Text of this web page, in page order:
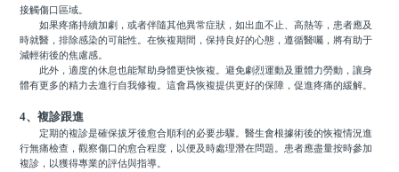
接觸傷口區域。
如果疼痛持續加劇，或者伴隨其他異常症狀，如出血不止、高熱等，患者應及
時就醫，排除感染的可能性。在恢複期間，保持良好的心態，遵循醫囑，將有助于
減輕術後的焦慮感。
此外，適度的休息也能幫助身體更快恢複。避免劇烈運動及重體力勞動，讓身
體有更多的精力去進行自我修複。這會爲恢複提供更好的保障，促進疼痛的緩解。
4、複診跟進
定期的複診是確保拔牙後愈合順利的必要步驟。醫生會根據術後的恢複情況進
行無痛檢查，觀察傷口的愈合程度，以便及時處理潛在問題。患者應盡量按時參加
複診，以獲得專業的評估與指導。